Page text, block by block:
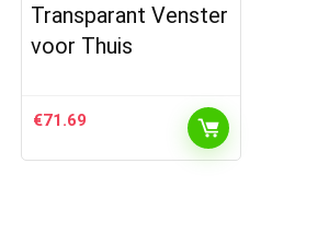
Transparant Venster
voor Thuis
€71.69